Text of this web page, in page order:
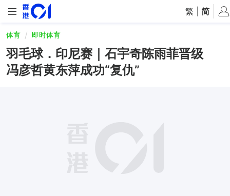
繁 简
体育 即时体育
羽毛球．印尼赛｜石宇奇陈雨菲晋级
冯彦哲黄东萍成功“复仇”